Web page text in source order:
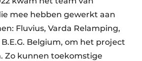
mee hebben gewerkt aan
Fluvius, Varda Relamping,
B.E.G. Belgium, om het project
Zo kunnen toekomstige